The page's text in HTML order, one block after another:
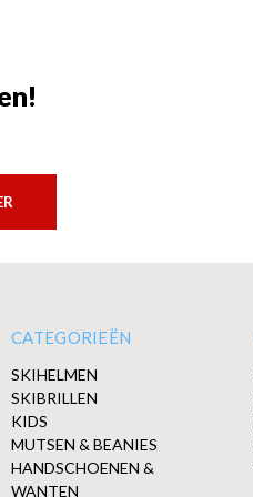
CATEGORIEËN
SKIHELMEN
SKIBRILLEN
KIDS
MUTSEN & BEANIES
HANDSCHOENEN &
WANTEN